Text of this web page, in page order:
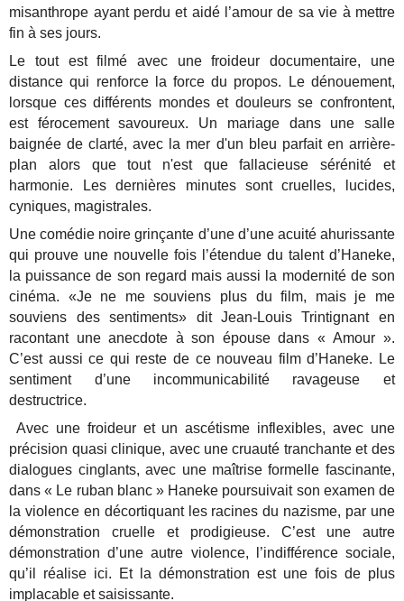
misanthrope ayant perdu et aidé l’amour de sa vie à mettre
fin à ses jours.
Le tout est filmé avec une froideur documentaire, une
distance qui renforce la force du propos. Le dénouement,
lorsque ces différents mondes et douleurs se confrontent,
est férocement savoureux. Un mariage dans une salle
baignée de clarté, avec la mer d'un bleu parfait en arrière-
plan alors que tout n'est que fallacieuse sérénité et
harmonie. Les dernières minutes sont cruelles, lucides,
cyniques, magistrales.
Une comédie noire grinçante d’une d’une acuité ahurissante
qui prouve une nouvelle fois l’étendue du talent d’Haneke,
la puissance de son regard mais aussi la modernité de son
cinéma. «Je ne me souviens plus du film, mais je me
souviens des sentiments» dit Jean-Louis Trintignant en
racontant une anecdote à son épouse dans « Amour ».
C’est aussi ce qui reste de ce nouveau film d’Haneke. Le
sentiment d’une incommunicabilité ravageuse et
destructrice.
Avec une froideur et un ascétisme inflexibles, avec une
précision quasi clinique, avec une cruauté tranchante et des
dialogues cinglants, avec une maîtrise formelle fascinante,
dans « Le ruban blanc » Haneke poursuivait son examen de
la violence en décortiquant les racines du nazisme, par une
démonstration cruelle et prodigieuse. C’est une autre
démonstration d’une autre violence, l’indifférence sociale,
qu’il réalise ici. Et la démonstration est une fois de plus
implacable et saisissante.